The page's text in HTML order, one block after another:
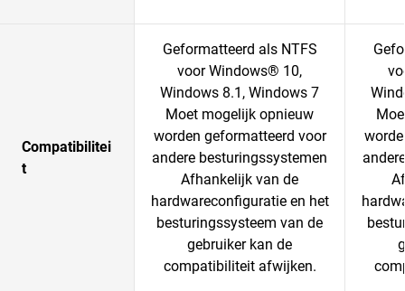
Compatibilitei
t
Geformatteerd als NTFS
voor Windows® 10,
Windows 8.1, Windows 7
Moet mogelijk opnieuw
worden geformatteerd voor
andere besturingssystemen
Afhankelijk van de
hardwareconfiguratie en het
besturingssysteem van de
gebruiker kan de
compatibiliteit afwijken.